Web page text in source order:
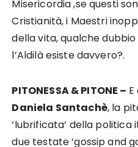
Misericordia ,se questi
Cristianità, i Maestri
della vita, qualche
l’Aldilà esiste davvero?.
PITONESSA & PITONE –
Daniela Santachè, la
‘lubrificata’ della politica
due testate ‘gossip and